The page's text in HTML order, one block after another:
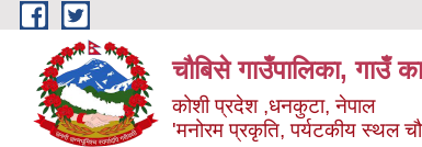
Skip to main content
चौबिसे गाउँपालिका, गाउँ
कोशी प्रदेश ,धनकुटा, नेपाल
'मनोरम प्रकृति, पर्यटकीय स्थल